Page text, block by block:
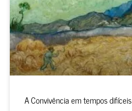
A Convivência em tempos difíceis